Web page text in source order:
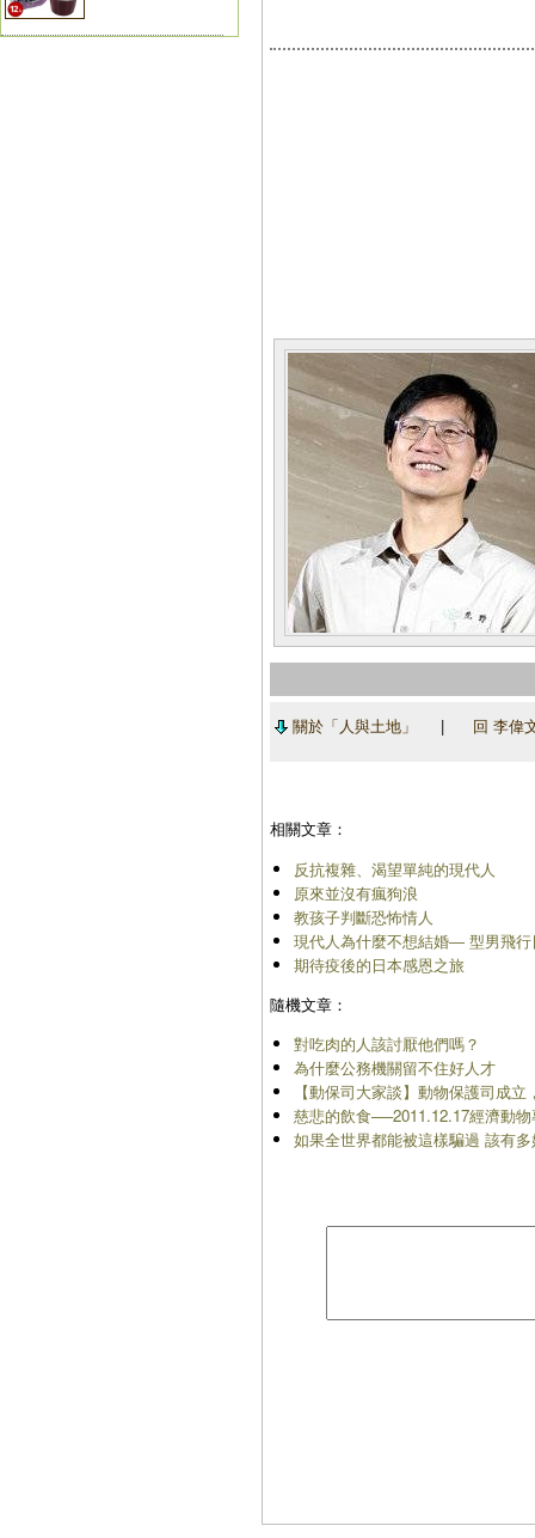
關於「人與土地」 | 回 李偉
相關文章：
反抗複雜、渴望單純的現代人
原來並沒有瘋狗浪
教孩子判斷恐怖情人
現代人為什麼不想結婚― 型男飛
期待疫後的日本感恩之旅
隨機文章：
對吃肉的人該討厭他們嗎？
為什麼公務機關留不住好人才
【動保司大家談】動物保護司成
慈悲的飲食──2011.12.17經濟動
如果全世界都能被這樣騙過 該有